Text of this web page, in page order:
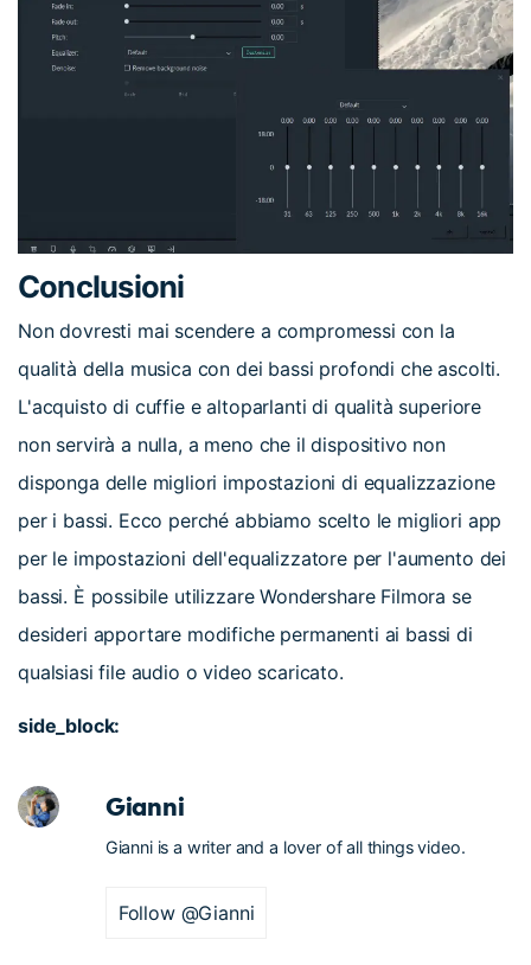
Conclusioni
Non dovresti mai scendere a compromessi con la
qualità della musica con dei bassi profondi che ascolti.
L'acquisto di cuffie e altoparlanti di qualità superiore
non servirà a nulla, a meno che il dispositivo non
disponga delle migliori impostazioni di equalizzazione
per i bassi. Ecco perché abbiamo scelto le migliori app
per le impostazioni dell'equalizzatore per l'aumento dei
bassi. È possibile utilizzare Wondershare Filmora se
desideri apportare modifiche permanenti ai bassi di
qualsiasi file audio o video scaricato.
side_block:
Gianni
Gianni is a writer and a lover of all things video.
Follow @Gianni